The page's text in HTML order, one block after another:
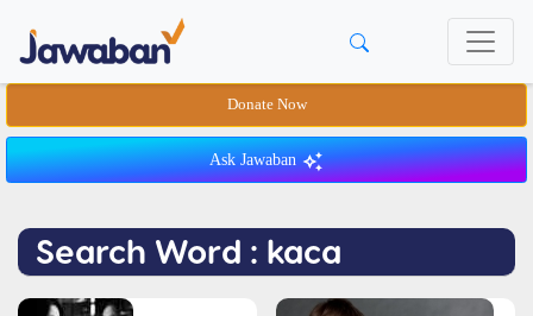
Donate Now
Ask Jawaban
Search Word : kaca